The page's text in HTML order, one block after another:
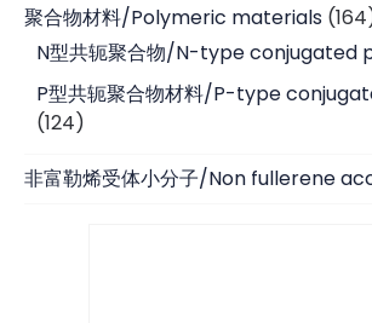
聚合物材料/Polymeric materials 164
N型共轭聚合物/N-type conjugated
P型共轭聚合物材料/P-type
124124
非富勒烯受体小分子/Non fullerene